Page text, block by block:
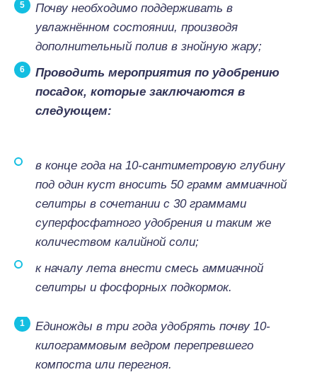
Почву необходимо поддерживать в
увлажнённом состоянии, производя
дополнительный полив в знойную жару;
Проводить мероприятия по удобрению
посадок, которые заключаются в
следующем:
в конце года на 10-сантиметровую глубину
под один куст вносить 50 грамм аммиачной
селитры в сочетании с 30 граммами
суперфосфатного удобрения и таким же
количеством калийной соли;
к началу лета внести смесь аммиачной
селитры и фосфорных подкормок.
Единожды в три года удобрять почву 10-
килограммовым ведром перепревшего
компоста или перегноя.